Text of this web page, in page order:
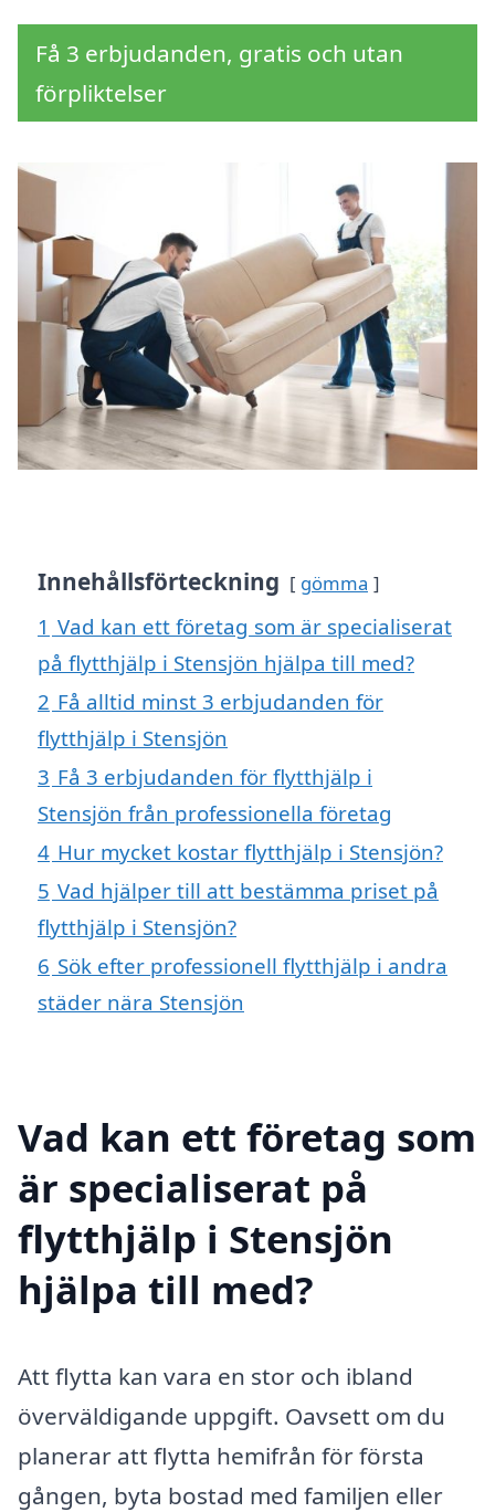
Få 3 erbjudanden, gratis och utan
förpliktelser
Innehållsförteckning gömma
1 Vad kan ett företag som är specialiserat
på flytthjälp i Stensjön hjälpa till med?
2 Få alltid minst 3 erbjudanden för
flytthjälp i Stensjön
3 Få 3 erbjudanden för flytthjälp i
Stensjön från professionella företag
4 Hur mycket kostar flytthjälp i Stensjön?
5 Vad hjälper till att bestämma priset på
flytthjälp i Stensjön?
6 Sök efter professionell flytthjälp i andra
städer nära Stensjön
Vad kan ett företag som
är specialiserat på
flytthjälp i Stensjön
hjälpa till med?
Att flytta kan vara en stor och ibland
överväldigande uppgift. Oavsett om du
planerar att flytta hemifrån för första
gången, byta bostad med familjen eller